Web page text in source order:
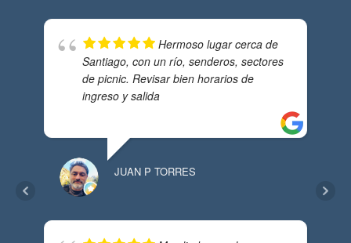
Hermoso lugar cerca de
Santiago, con un río, senderos, sectores
de picnic. Revisar bien horarios de
ingreso y salida
JUAN P TORRES